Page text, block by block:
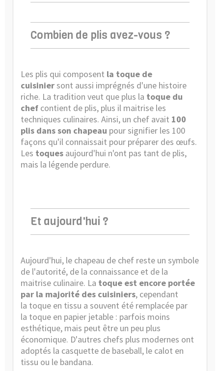
Combien de plis avez-vous ?
Les plis qui composent la toque de
cuisiniersont aussi imprégnés d'une histoire
riche. La tradition veut que plus la toque du
chef contient de plis, plus il maitrise les
techniques culinaires. Ainsi, un chef avait 100
plis dans son chapeau pour signifier les 100
façons qu'il connaissait pour préparer des œufs.
Les toques aujourd'hui n'ont pas tant de plis,
mais la légende perdure.
Et aujourd'hui ?
Aujourd'hui, le chapeau de chef reste un symbole
de l'autorité, de la connaissance et de la
maitrise culinaire. La toque est encore portée
par la majorité des cuisiniers, cependant
la toque en tissu a souvent été remplacée par
la toque en papier jetable : parfois moins
esthétique, mais peut être un peu plus
économique. D'autres chefs plus modernes ont
adoptés la casquette de baseball, le calot en
tissu ou le bandana.